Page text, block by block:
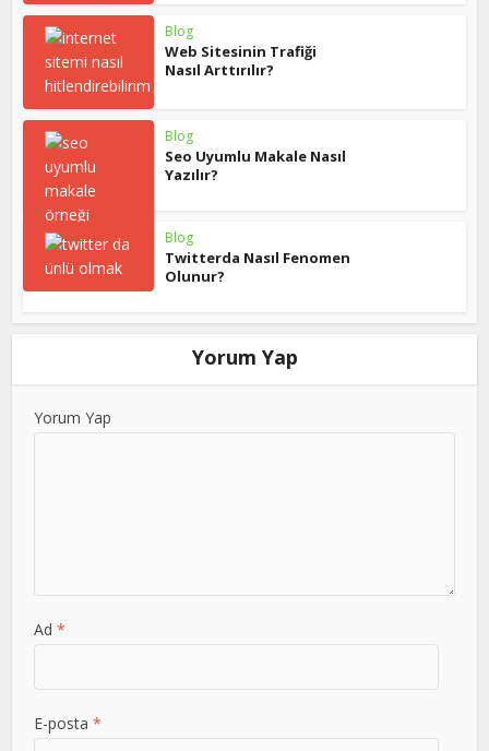
Blog
Web Sitesinin Trafiği
Nasıl Arttırılır?
Blog
Seo Uyumlu Makale Nasıl
Yazılır?
Blog
Twitterda Nasıl Fenomen
Olunur?
Yorum Yap
Yorum Yap
Ad*
E-posta*